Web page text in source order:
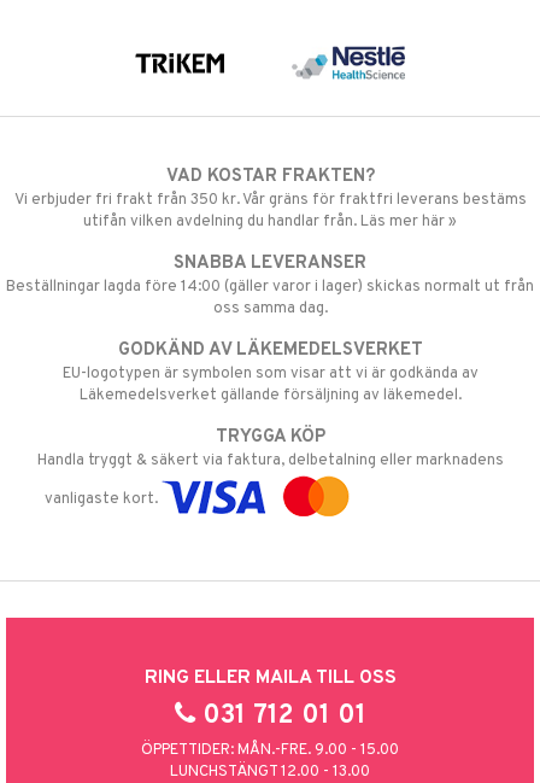
VAD KOSTAR FRAKTEN?
Vi erbjuder fri frakt från 350 kr. Vår gräns för fraktfri leverans bestäms
utifån vilken avdelning du handlar från. Läs mer här »
SNABBA LEVERANSER
Beställningar lagda före 14:00 (gäller varor i lager) skickas normalt ut från
oss samma dag.
GODKÄND AV LÄKEMEDELSVERKET
EU-logotypen är symbolen som visar att vi är godkända av
Läkemedelsverket gällande försäljning av läkemedel.
TRYGGA KÖP
Handla tryggt & säkert via faktura, delbetalning eller marknadens
vanligaste kort.
RING ELLER MAILA TILL OSS
031 712 01 01
ÖPPETTIDER: MÅN.-FRE. 9.00 - 15.00
LUNCHSTÄNGT 12.00 - 13.00